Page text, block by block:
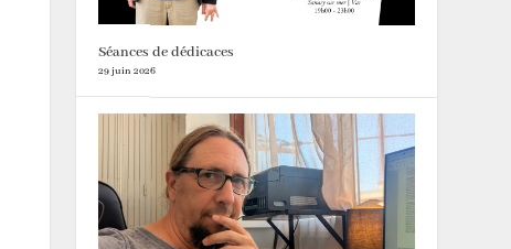
Séances de dédicaces
29 juin 2026